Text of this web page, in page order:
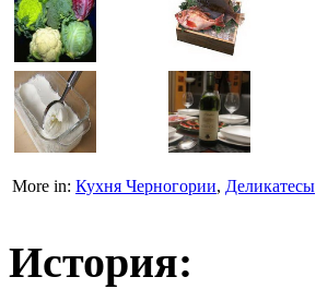
More in: Кухня Черногории, Деликатесы
История: